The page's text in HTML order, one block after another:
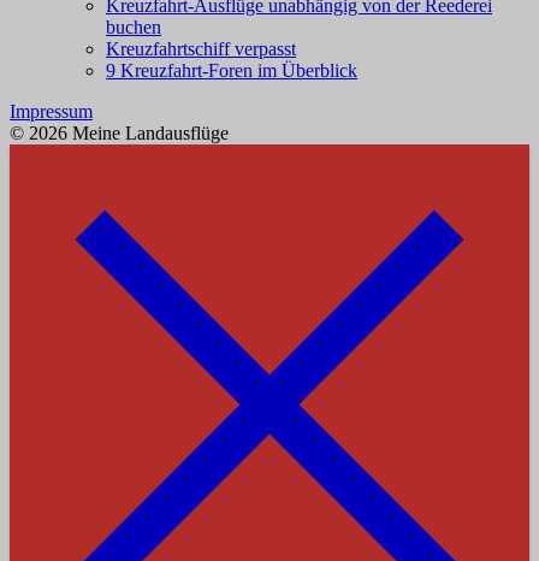
Kreuzfahrt-Ausflüge unabhängig von der Reederei
buchen
Kreuzfahrtschiff verpasst
9 Kreuzfahrt-Foren im Überblick
Impressum
© 2026 Meine Landausflüge